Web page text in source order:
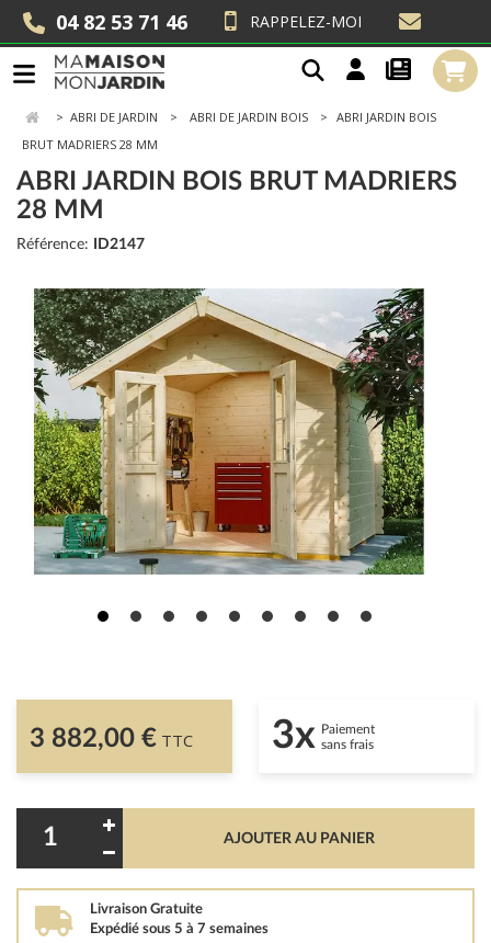
04 82 53 71 46 RAPPELEZ-MOI
> ABRI DE JARDIN ABRI DE JARDIN BOIS
ABRI JARDIN BOIS
BRUT MADRIERS 28 MM
ABRI JARDIN BOIS BRUT MADRIERS
28 MM
Référence: ID2147
3 882,00 € TTC 3x Paiement
sans frais
AJOUTER AU PANIER
Livraison Gratuite
Expédié sous 5 à 7 semaines